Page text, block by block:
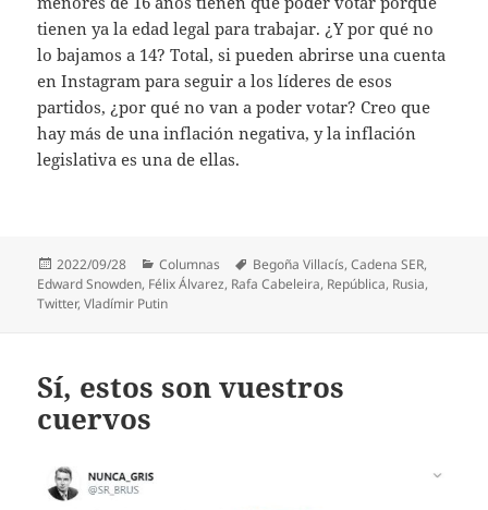
tienen ya la edad legal para trabajar. ¿Y por qué no
lo bajamos a 14? Total, si pueden abrirse una cuenta
en Instagram para seguir a los líderes de esos
partidos, ¿por qué no van a poder votar? Creo que
hay más de una inflación negativa, y la inflación
legislativa es una de ellas.
Publicado
el
2022/09/28 Categorías
Columnas Etiquetas
Begoña Villacís,Cadena SER,
Edward Snowden, Félix Álvarez, Rafa Cabeleira, República, Rusia,
Twitter,Vladímir Putin
Sí, estos son vuestros
cuervos